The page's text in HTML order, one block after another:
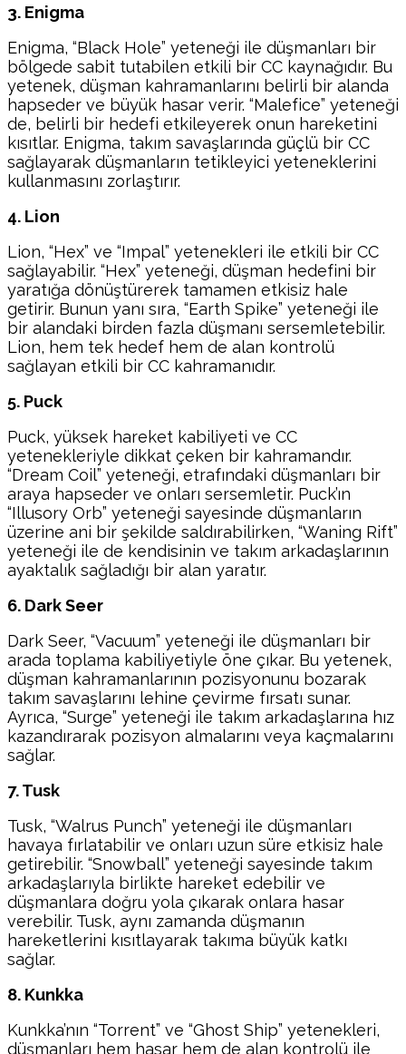
3. Enigma
Enigma, “Black Hole” yeteneği ile düşmanları bir
bölgede sabit tutabilen etkili bir CC kaynağıdır. Bu
yetenek, düşman kahramanlarını belirli bir alanda
hapseder ve büyük hasar verir. “Malefice” yeteneği
de, belirli bir hedefi etkileyerek onun hareketini
kısıtlar. Enigma, takım savaşlarında güçlü bir CC
sağlayarak düşmanların tetikleyici yeteneklerini
kullanmasını zorlaştırır.
4. Lion
Lion, “Hex” ve “Impal” yetenekleri ile etkili bir CC
sağlayabilir. “Hex” yeteneği, düşman hedefini bir
yaratığa dönüştürerek tamamen etkisiz hale
getirir. Bunun yanı sıra, “Earth Spike” yeteneği ile
bir alandaki birden fazla düşmanı sersemletebilir.
Lion, hem tek hedef hem de alan kontrolü
sağlayan etkili bir CC kahramanıdır.
5. Puck
Puck, yüksek hareket kabiliyeti ve CC
yetenekleriyle dikkat çeken bir kahramandır.
“Dream Coil” yeteneği, etrafındaki düşmanları bir
araya hapseder ve onları sersemletir. Puck’ın
“Illusory Orb” yeteneği sayesinde düşmanların
üzerine ani bir şekilde saldırabilirken, “Waning Rift”
yeteneği ile de kendisinin ve takım arkadaşlarının
ayaktalık sağladığı bir alan yaratır.
6. Dark Seer
Dark Seer, “Vacuum” yeteneği ile düşmanları bir
arada toplama kabiliyetiyle öne çıkar. Bu yetenek,
düşman kahramanlarının pozisyonunu bozarak
takım savaşlarını lehine çevirme fırsatı sunar.
Ayrıca, “Surge” yeteneği ile takım arkadaşlarına hız
kazandırarak pozisyon almalarını veya kaçmalarını
sağlar.
7. Tusk
Tusk, “Walrus Punch” yeteneği ile düşmanları
havaya fırlatabilir ve onları uzun süre etkisiz hale
getirebilir. “Snowball” yeteneği sayesinde takım
arkadaşlarıyla birlikte hareket edebilir ve
düşmanlara doğru yola çıkarak onlara hasar
verebilir. Tusk, aynı zamanda düşmanın
hareketlerini kısıtlayarak takıma büyük katkı
sağlar.
8. Kunkka
Kunkka’nın “Torrent” ve “Ghost Ship” yetenekleri,
düşmanları hem hasar hem de alan kontrolü ile